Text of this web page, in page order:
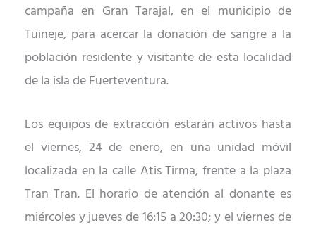
campaña en Gran Tarajal, en el municipio de
Tuineje, para acercar la donación de sangre a la
población residente y visitante de esta localidad
de la isla de Fuerteventura.
Los equipos de extracción estarán activos hasta
el viernes, 24 de enero, en una unidad móvil
localizada en la calle Atis Tirma, frente a la plaza
Tran Tran. El horario de atención al donante es
miércoles y juevesde 16:15 a 20:30; yel viernesde